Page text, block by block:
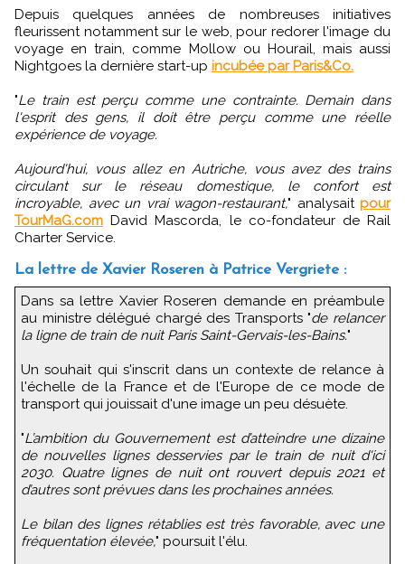
Depuis quelques années de nombreuses initiatives
fleurissent notamment sur le web, pour redorer l'image du
voyage en train, comme Mollow ou Hourail, mais aussi
Nightgoes la dernière start-up incubée par Paris&Co.
"Le train est perçu comme une contrainte. Demain dans
l'esprit des gens, il doit être perçu comme une réelle
expérience de voyage.
Aujourd'hui, vous allez en Autriche, vous avez des trains
circulant sur le réseau domestique, le confort est
incroyable, avec un vrai wagon-restaurant," analysait pour
TourMaG.com David Mascorda, le co-fondateur de Rail
Charter Service.
La lettre de Xavier Roseren à Patrice Vergriete :
Dans sa lettre Xavier Roseren demande en préambule
au ministre délégué chargé des Transports "de relancer
la ligne de train de nuit Paris Saint-Gervais-les-Bains."
Un souhait qui s'inscrit dans un contexte de relance à
l'échelle de la France et de l'Europe de ce mode de
transport qui jouissait d'une image un peu désuète.
"L’ambition du Gouvernement est d’atteindre une dizaine
de nouvelles lignes desservies par le train de nuit d'ici
2030. Quatre lignes de nuit ont rouvert depuis 2021 et
d’autres sont prévues dans les prochaines années.
Le bilan des lignes rétablies est très favorable, avec une
fréquentation élevée," poursuit l'élu.